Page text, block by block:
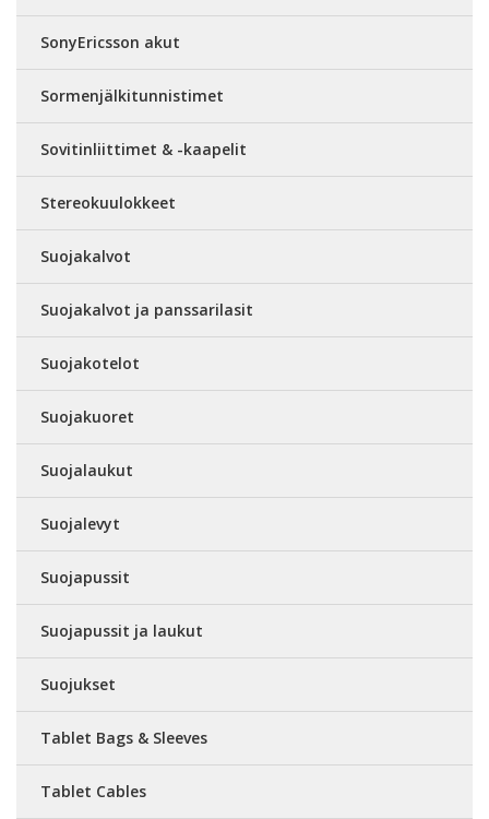
SonyEricsson akut
Sormenjälkitunnistimet
Sovitinliittimet & -kaapelit
Stereokuulokkeet
Suojakalvot
Suojakalvot ja panssarilasit
Suojakotelot
Suojakuoret
Suojalaukut
Suojalevyt
Suojapussit
Suojapussit ja laukut
Suojukset
Tablet Bags & Sleeves
Tablet Cables